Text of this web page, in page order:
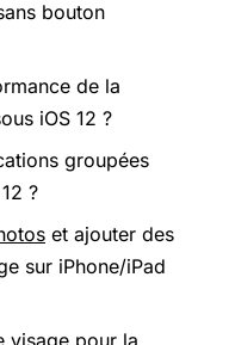
bouton
de la
iOS 12 ?
groupées
?
et ajouter des
sur iPhone/iPad